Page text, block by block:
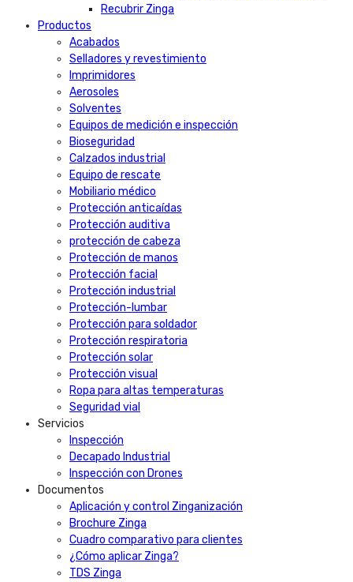
Recubrir Zinga
Productos
Acabados
Selladores y revestimiento
Imprimidores
Aerosoles
Solventes
Equipos de medición e inspección
Bioseguridad
Calzados industrial
Equipo de rescate
Mobiliario médico
Protección anticaídas
Protección auditiva
protección de cabeza
Protección de manos
Protección facial
Protección industrial
Protección-lumbar
Protección para soldador
Protección respiratoria
Protección solar
Protección visual
Ropa para altas temperaturas
Seguridad vial
Servicios
Inspección
Decapado Industrial
Inspección con Drones
Documentos
Aplicación y control Zinganización
Brochure Zinga
Cuadro comparativo para clientes
¿Cómo aplicar Zinga?
TDS Zinga